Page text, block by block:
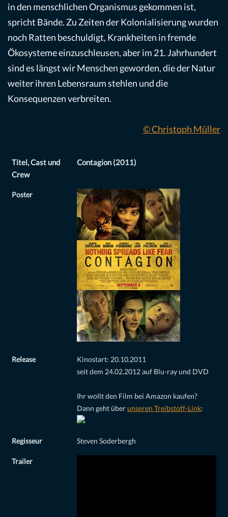
in den menschlichen Organismus gekommen ist,
spricht Bände. Zu Zeiten der Kolonialisierung wurden
noch Ratten beschuldigt, Krankheiten in fremde
Ökosysteme einzuschleusen, aber im 21. Jahrhundert
sind es längst wir Menschen geworden, die der Natur
weiter ihren Lebensraum stehlen und die
Konsequenzen verbreiten.
© Christoph Müller
Titel, Cast und
Crew
Contagion (2011)
Poster
Release
Kinostart: 20.10.2011
seit dem 24.02.2012 auf Blu-ray und DVD
Ihr wollt den Film bei Amazon kaufen?
Dann geht überunseren Treibstoff-Link:
Regisseur Steven Soderbergh
Trailer